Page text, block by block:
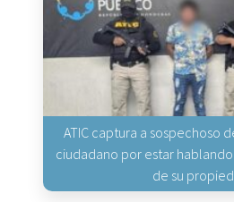
ATIC captura a sospechoso
ciudadano por estar
de su